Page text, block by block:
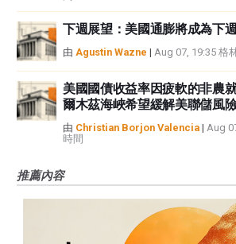
下週展望：美國通膨將成為下
由 Agustin Wazne | Aug 07, 19:35 格
美國國債收益率因疲軟的非農
爾木茲海峽希望緩解美聯儲風
由 Christian Borjon Valencia | Aug
時間
推薦內容